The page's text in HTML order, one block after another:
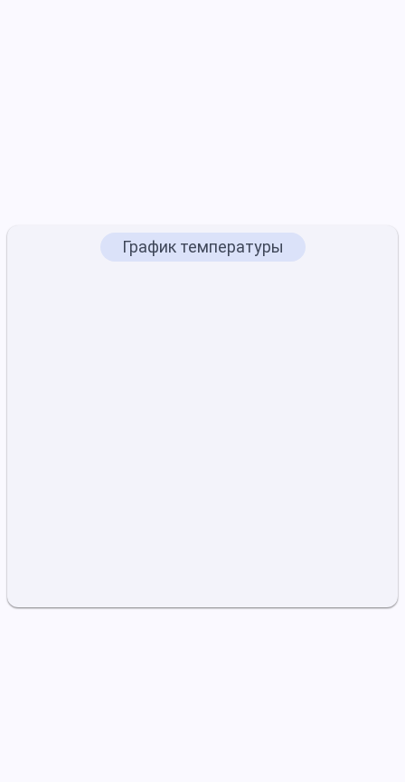
График температуры